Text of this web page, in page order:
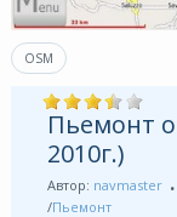
OSM
Пьемонт
2010г.)
Автор: navmaster
/Пьемонт